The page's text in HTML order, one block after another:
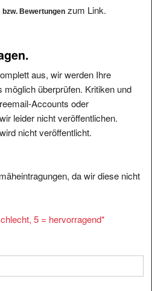
Bewertungen zum Link.
aus, wir werden Ihre
möglich überprüfen. Kritiken und
Accounts oder
leider nicht veröffentlichen.
nicht veröffentlicht.
da wir diese nicht
5 = hervorragend*